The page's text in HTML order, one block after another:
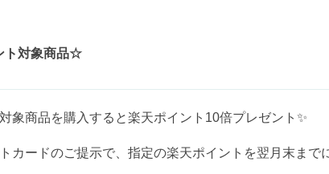
ト対象商品☆
象商品を購入すると楽天ポイント10倍プレゼント✨
カードのご提示で、指定の楽天ポイントを翌月末まで